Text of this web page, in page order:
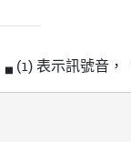
▄ (1) 表示訊號音，